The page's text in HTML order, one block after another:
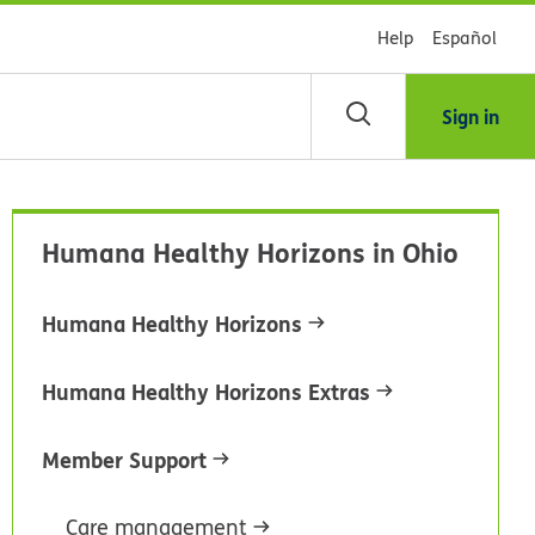
Help Español
Sign in
Humana Healthy Horizons in Ohio
Humana Healthy Horizons
Humana Healthy Horizons Extras
Member Support
Care management